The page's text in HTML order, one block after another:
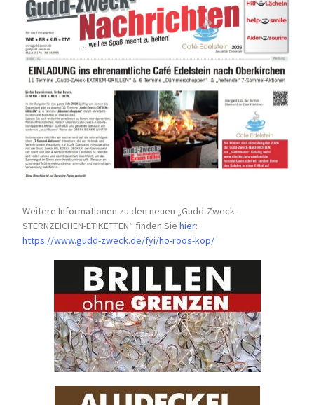
Weitere Informationen zu den neuen „Gudd-Zweck-
STERNZEICHEN-ETIKETTEN“ finden Siehier:
https://www.gudd-zweck.de/fyi/ho-roos-kop/